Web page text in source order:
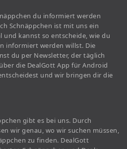
du informiert werden
Schnäppchen ist mit uns ein
und kannst so entscheide, wie du
informiert werden willst. Die
du per Newsletter, der täglich
die DealGott App für Android
und wir bringen dir die
gibt es bei uns. Durch
wir genau, wo wir suchen müssen,
zu finden. DealGott